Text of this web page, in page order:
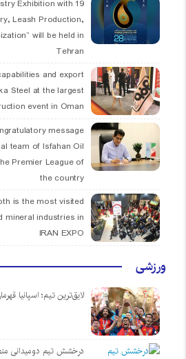
Exhibition with
Leash Production,
will be held in
Tehran
and export
Steel at the largest
event in Oman
message
team of Isfahan Oil
Premier League of
the country
is the most visited
mineral industries in
IRAN EXPO
ورزشی
لایق‌ترین تیم؛ اسپانیا قهرمان
درخشش تیم دومیدانی